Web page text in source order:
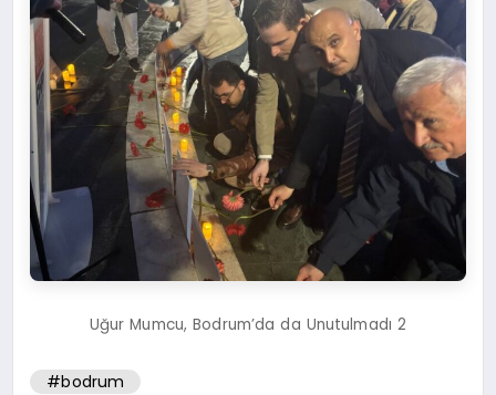
Uğur Mumcu, Bodrum’da da Unutulmadı 2
#bodrum